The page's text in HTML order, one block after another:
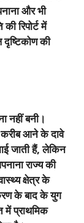
और भी
की रिपोर्ट में
की
नहीं बनी।
करीब आने के दावे
जाती हैं,लेकिन
राज्य की
क्षेत्र के
के बाद के युग
में प्राथमिक